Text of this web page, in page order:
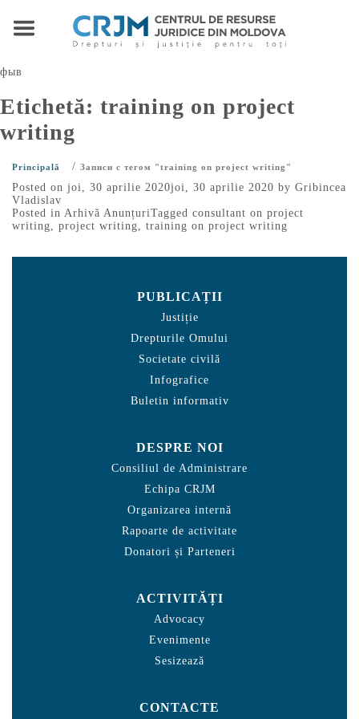
фыв
Etichetă: training on project
writing
Principală / Записи с тегом "training on project writing"
Posted on joi, 30 aprilie 2020joi, 30 aprilie 2020 by Gribincea
Vladislav
Posted in Arhivă AnunțuriTagged consultant on project
writing
project writing training on project writing
PUBLICAȚII
Justiție
Drepturile Omului
Societate civilă
Infografice
Buletin informativ
DESPRE NOI
Consiliul de Administrare
Echipa CRJM
Organizarea internă
Rapoarte de activitate
Donatori și Parteneri
ACTIVITĂȚI
Advocacy
Evenimente
Sesizează
CONTACTE